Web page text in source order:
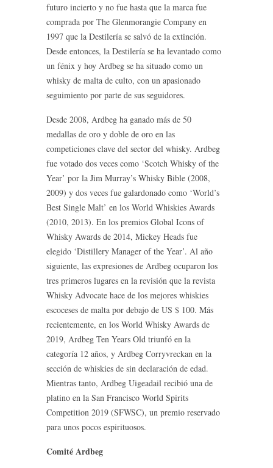
futuro incierto y no fue hasta que la marca fue
comprada por The Glenmorangie Company en
1997 que la Destilería se salvó de la extinción.
Desde entonces, la Destilería se ha levantado como
un fénix y hoy Ardbeg se ha situado como un
whisky de malta de culto, con un apasionado
seguimiento por parte de sus seguidores.
Desde 2008, Ardbeg ha ganado más de 50
medallas de oro y doble de oro en las
competiciones clave del sector del whisky. Ardbeg
fue votado dos veces como ‘Scotch Whisky of the
Year’ por la Jim Murray’s Whisky Bible (2008,
2009) y dos veces fue galardonado como ‘World’s
Best Single Malt’ en los World Whiskies Awards
(2010, 2013). En los premios Global Icons of
Whisky Awards de 2014, Mickey Heads fue
elegido ‘Distillery Manager of the Year’. Al año
siguiente, las expresiones de Ardbeg ocuparon los
tres primeros lugares en la revisión que la revista
Whisky Advocate hace de los mejores whiskies
escoceses de malta por debajo de US $ 100. Más
recientemente, en los World Whisky Awards de
2019, Ardbeg Ten Years Old triunfó en la
categoría 12 años, y Ardbeg Corryvreckan en la
sección de whiskies de sin declaración de edad.
Mientras tanto, Ardbeg Uigeadail recibió una de
platino en la San Francisco World Spirits
Competition 2019 (SFWSC), un premio reservado
para unos pocos espirituosos.
Comité Ardbeg